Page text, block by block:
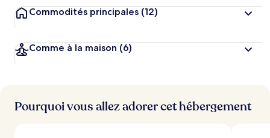
Commodités principales (12)
Comme à la maison (6)
Pourquoi vous allez adorer cet hébergement